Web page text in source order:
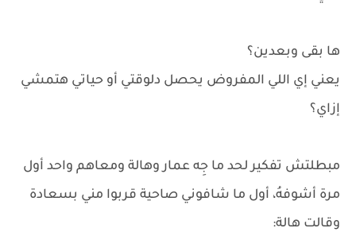
ها بقى وبعدين؟
يعني إي اللي المفروض يحصل دلوقتي أو حياتي هتمشي
إزاي؟
مبطلتش تفكير لحد ما جِه عمار وهالة ومعاهم واحد أول
مرة أشوفهُ، أول ما شافوني صاحية قربوا مني بسعادة
وقالت هالة: